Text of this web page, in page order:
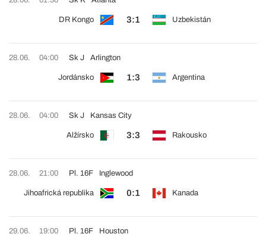
DR Kongo 3:1 Uzbekistán
28.06. 04:00 Sk J
Jordánsko 1:3 Argentina
Arlington
28.06. 04:00 Sk J
Alžírsko 3:3 Rakousko
Kansas City
28.06. 21:00 Pl. 16F
Jihoafrická republika 0:1 Kanada
Inglewood
29.06. 19:00 Pl. 16F Houston